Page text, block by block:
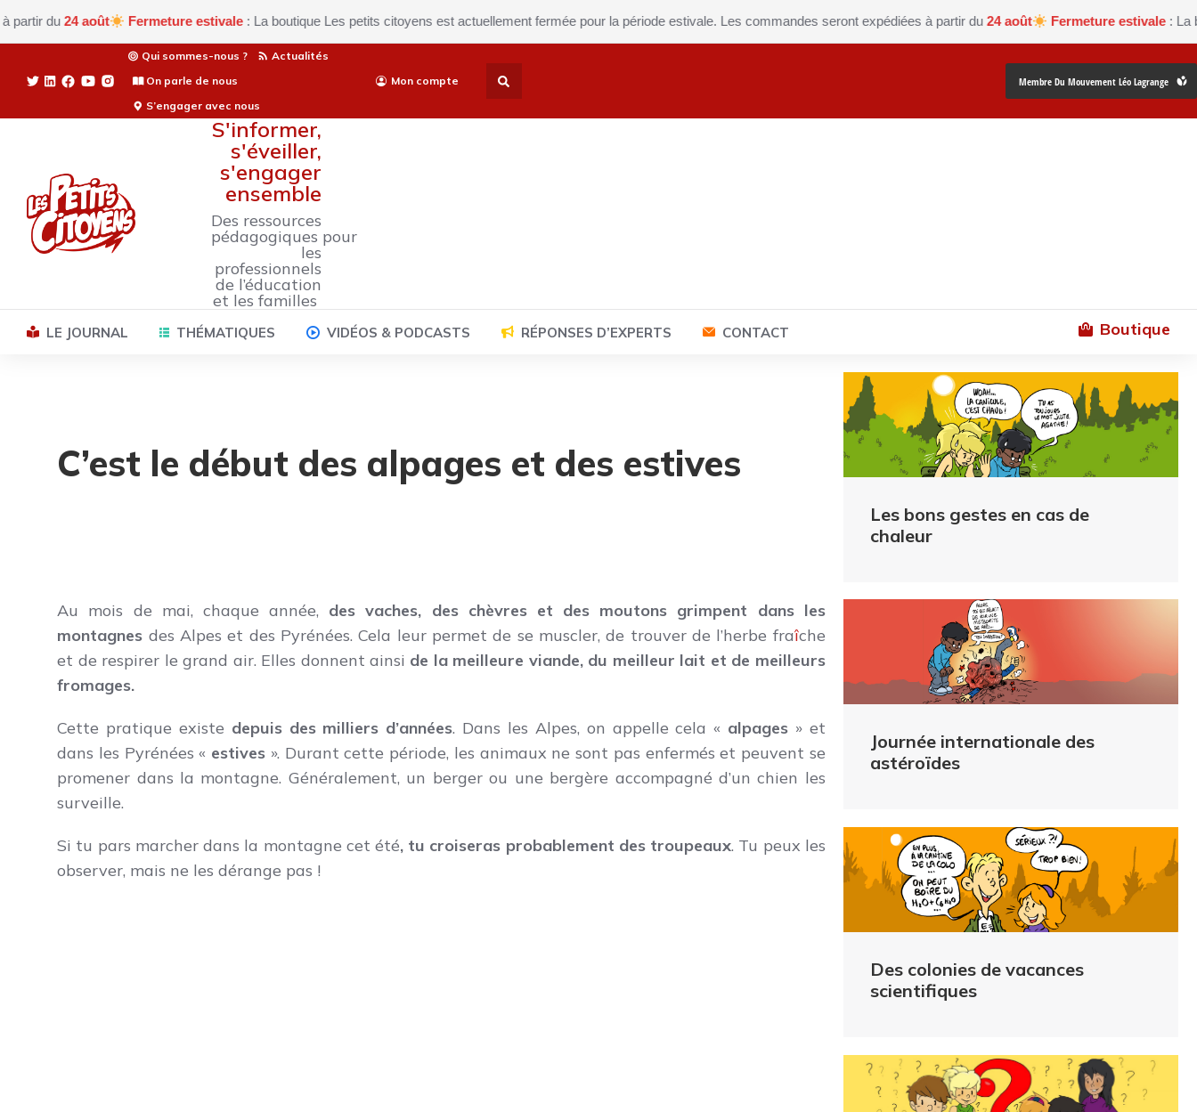
du24 août Fermeture estivale: La boutique Les petits citoyens est actuellement fermée pour la période estivale. Les commandes seront expédiées à partir du24 août Fermeture estivale: La
Qui sommes-nous ?
Actualités
On parle de nous
S’engager avec nous
Mon compte Membre Du Mouvement Léo Lagrange
S'informer,
s'éveiller,
s'engager
ensemble
Des ressources
pédagogiques pour
les
professionnels
de l’éducation
et les familles
LE JOURNAL THÉMATIQUES VIDÉOS & PODCASTS RÉPONSES D’EXPERTS CONTACT Boutique
Les bons gestes en cas de
chaleur
Journée internationale des
astéroïdes
Des colonies de vacances
scientifiques
C’est le début des alpages et des estives
Au mois de mai, chaque année, des vaches, des chèvres et des moutons grimpent dans les
montagnes des Alpes et des Pyrénées. Cela leur permet de se muscler, de trouver de l’herbe fraîche
et de respirer le grand air. Elles donnent ainsi de la meilleure viande, du meilleur lait et de meilleurs
fromages.
Cette pratique existe depuis des milliers d’années. Dans les Alpes, on appelle cela « alpages » et
dans les Pyrénées « estives ». Durant cette période, les animaux ne sont pas enfermés et peuvent se
promener dans la montagne. Généralement, un berger ou une bergère accompagné d’un chien les
surveille.
Si tu pars marcher dans la montagne cet été, tu croiseras probablement des troupeaux. Tu peux les
observer, mais ne les dérange pas !